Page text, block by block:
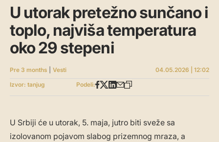
U utorak pretežno sunčano i
toplo, najviša temperatura
oko 29 stepeni
Pre 3 months Vesti
04.05.2026 | 12:02
Izvor: tanjug
Podeli:
U Srbiji će u utorak, 5. maja, jutro biti sveže sa
izolovanom pojavom slabog prizemnog mraza, a